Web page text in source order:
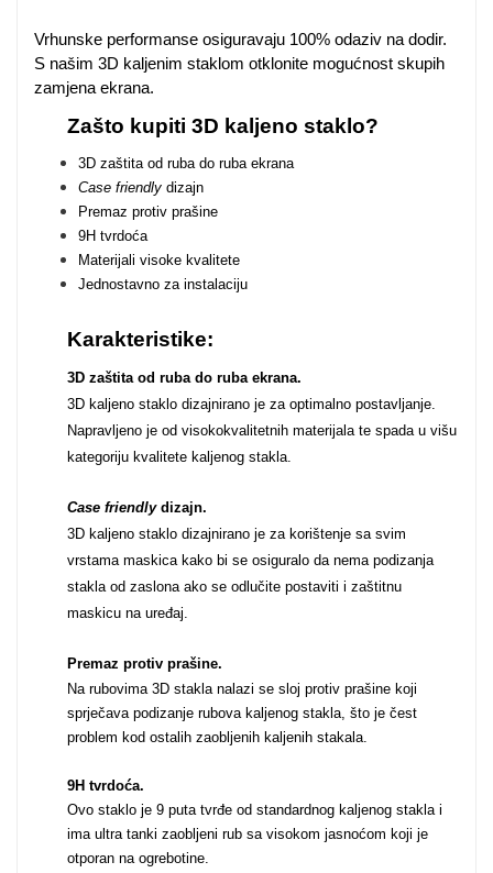
Vrhunske performanse osiguravaju 100% odaziv na dodir.
S našim 3D kaljenim staklom otklonite mogućnost skupih
zamjena ekrana.
Zašto kupiti 3D kaljeno staklo?
3D zaštita od ruba do ruba ekrana
Case friendly dizajn
Premaz protiv prašine
9H tvrdoća
Materijali visoke kvalitete
Jednostavno za instalaciju
Karakteristike:
3D zaštita od ruba do ruba ekrana.
3D kaljeno staklo dizajnirano je za optimalno postavljanje.
Napravljeno je od visokokvalitetnih materijala te spada u višu
kategoriju kvalitete kaljenog stakla.
Case friendlydizajn.
3D kaljeno staklo dizajnirano je za korištenje sa svim
vrstama maskica kako bi se osiguralo da nema podizanja
stakla od zaslona ako se odlučite postaviti i zaštitnu
maskicu na uređaj.
Premaz protiv prašine.
Na rubovima 3D stakla nalazi se sloj protiv prašine koji
sprječava podizanje rubova kaljenog stakla, što je čest
problem kod ostalih zaobljenih kaljenih stakala.
9H tvrdoća.
Ovo staklo je 9 puta tvrđe od standardnog kaljenog stakla i
ima ultra tanki zaobljeni rub sa visokom jasnoćom koji je
otporan na ogrebotine.
Doodles Apstraktni motivi
Monogrami
Za njega Za nju
Mandale / Cvjetni
motivi
Citati & Stihovi